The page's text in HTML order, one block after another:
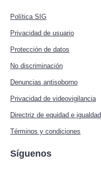
Política SIG
Privacidad de usuario
Protección de datos
No discriminación
Denuncias antisoborno
Privacidad de videovigilancia
Directriz de equidad e igualdad
Términos y condiciones
Síguenos